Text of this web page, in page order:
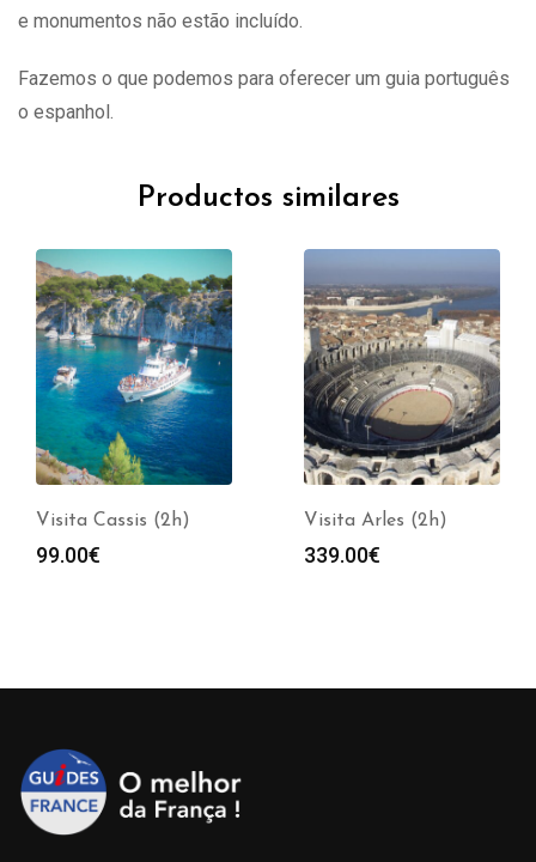
e monumentos não estão incluído.
Fazemos o que podemos para oferecer um guia português
o espanhol.
Productos similares
Visita Cassis (2h)
99.00€
Visita Arles (2h)
339.00€